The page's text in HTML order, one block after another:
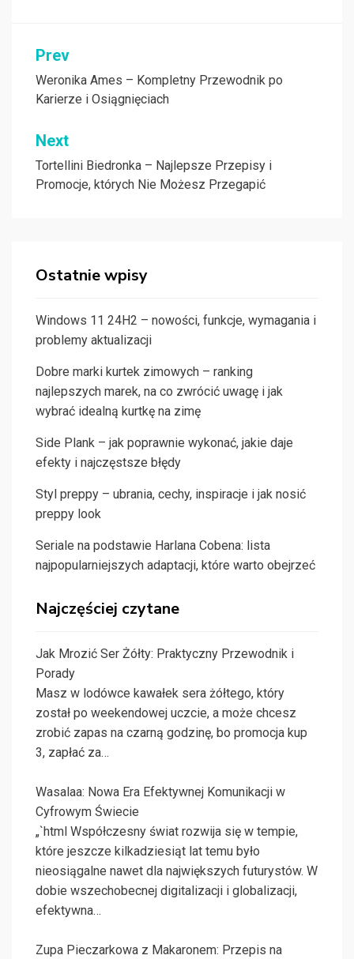
Nawigacja
wpisu
Prev
Weronika Ames – Kompletny Przewodnik po
Karierze i Osiągnięciach
Next
Tortellini Biedronka – Najlepsze Przepisy i
Promocje, których Nie Możesz Przegapić
Ostatnie wpisy
Windows 11 24H2 – nowości, funkcje, wymagania i
problemy aktualizacji
Dobre marki kurtek zimowych – ranking
najlepszych marek, na co zwrócić uwagę i jak
wybrać idealną kurtkę na zimę
Side Plank – jak poprawnie wykonać, jakie daje
efekty i najczęstsze błędy
Styl preppy – ubrania, cechy, inspiracje i jak nosić
preppy look
Seriale na podstawie Harlana Cobena: lista
najpopularniejszych adaptacji, które warto obejrzeć
Najczęściej czytane
Jak Mrozić Ser Żółty: Praktyczny Przewodnik i
Porady
Masz w lodówce kawałek sera żółtego, który
został po weekendowej uczcie, a może chcesz
zrobić zapas na czarną godzinę, bo promocja kup
3, zapłać za…
Wasalaa: Nowa Era Efektywnej Komunikacji w
Cyfrowym Świecie
„`html Współczesny świat rozwija się w tempie,
które jeszcze kilkadziesiąt lat temu było
nieosiągalne nawet dla największych futurystów. W
dobie wszechobecnej digitalizacji i globalizacji,
efektywna…
Zupa Pieczarkowa z Makaronem: Przepis na